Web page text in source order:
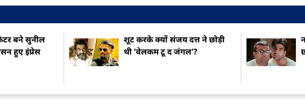
बने सुनील
हुए इंप्रेस
शूट करके क्यों संजय दत्त ने छोड़ी
थी 'वेलकम टू द जंगल'?